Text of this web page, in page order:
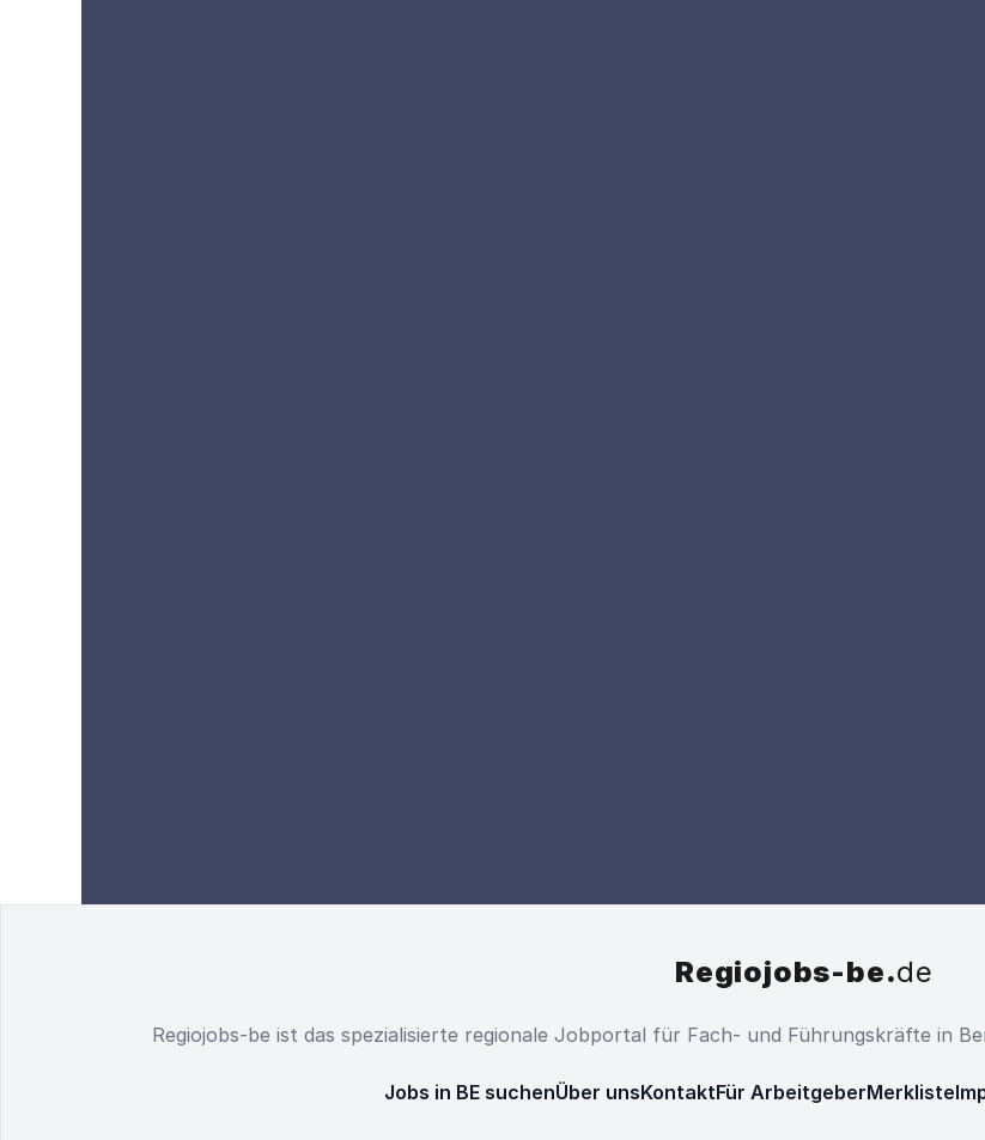
Regiojobs-be.de
Regiojobs-be ist das spezialisierte regionale Jobportal für Fach- und Führungskräfte in
Jobs in BE suchenÜber unsKontaktFür ArbeitgeberMerkliste